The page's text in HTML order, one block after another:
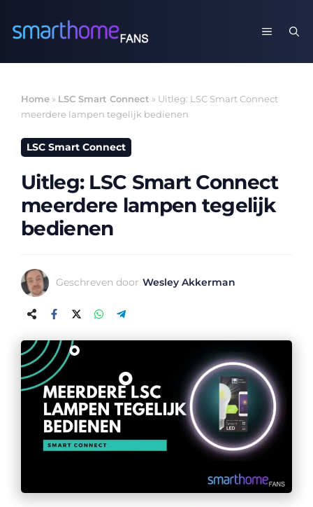
naar
MENU
Home » LSC Smart Connect » Uitleg: LSC Smart Connect
meerdere lampen tegelijk bedienen
LSC Smart Connect
Uitleg: LSC Smart Connect
meerdere lampen tegelijk
bedienen
Geschreven door Wesley Akkerman